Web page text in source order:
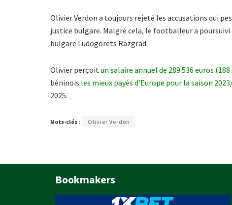
Olivier Verdon a toujours rejeté les accusations qui
justice bulgare. Malgré cela, le footballeur a
bulgare Ludogorets Razgrad.
Olivier perçoitun salaire annuel de 289 536 euros (188
béninois les mieux payés d’Europe pour la saison
2025.
Mots-clés : Olivier Verdon
Bookmakers